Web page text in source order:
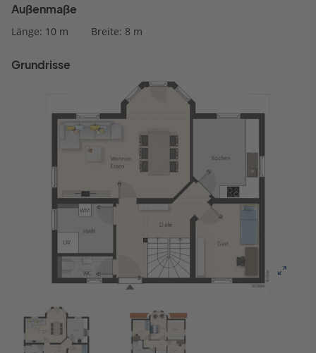
Außenmaße
Länge: 10 m Breite: 8 m
Grundrisse